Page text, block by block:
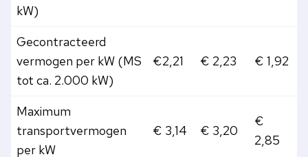
kW)
Gecontracteerd
vermogen per kW (MS
tot ca. 2.000 kW)
€2,21 € 2,23 € 1,92
Maximum
transportvermogen
per kW
€ 3,14 € 3,20
€
2,85